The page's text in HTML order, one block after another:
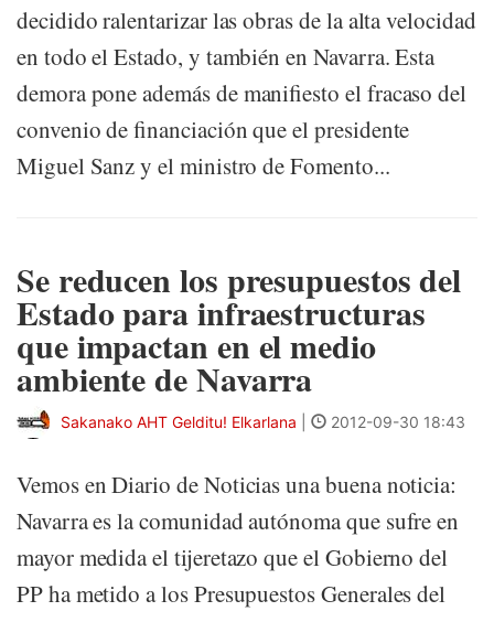
decidido ralentarizar las obras de la alta velocidad
en todo el Estado, y también en Navarra. Esta
demora pone además de manifiesto el fracaso del
convenio de financiación que el presidente
Miguel Sanz y el ministro de Fomento...
Se reducen los presupuestos del
Estado para infraestructuras
que impactan en el medio
ambiente de Navarra
Sakanako AHT Gelditu! Elkarlana 2012-09-30 18:43
Vemos en Diario de Noticias una buena noticia:
Navarra es la comunidad autónoma que sufre en
mayor medida el tijeretazo que el Gobierno del
PP ha metido a los Presupuestos Generales del